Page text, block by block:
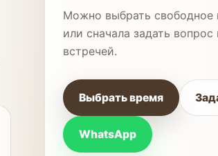
Можно выбрать свободное
или сначала задать
встречей.
Выбрать время
WhatsApp